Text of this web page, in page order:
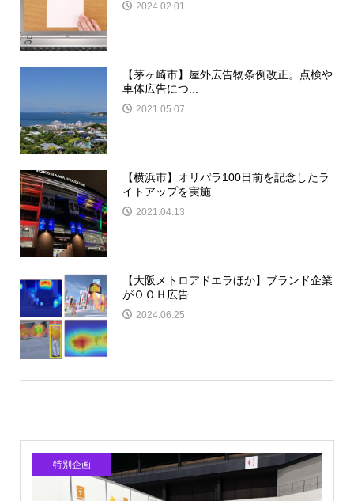
2024.02.01
【茅ヶ崎市】屋外広告物条例改正。点検や
車体広告につ...
2021.05.07
【横浜市】オリパラ100日前を記念したラ
イトアップを実施
2021.04.13
【大阪メトロアドエラほか】ブランド企業
がＯＯＨ広告...
2024.06.25
特別企画